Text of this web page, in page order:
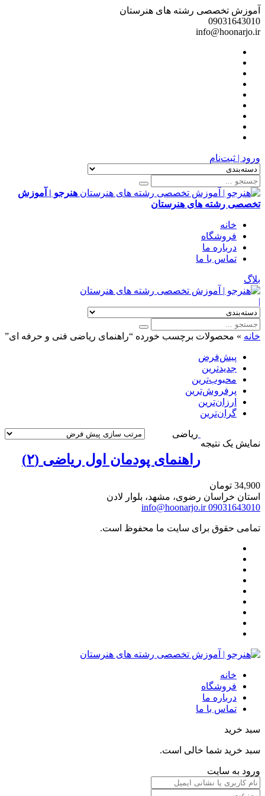
آموزش تخصصی رشته های هنرستان
09031643010
info@hoonarjo.ir
ورود | ثبت‌نام
هنرجو | آموزش
تخصصی رشته های هنرستان
خانه
فروشگاه
درباره ما
تماس با ما
بلاگ
|
خانه » محصولات برچسب خورده “راهنمای ریاضی فنی و حرفه ای”
پیش‌فرض
جدیدترین
محبوب‌ترین
پرفروش‌ترین
ارزان‌ترین
گران‌ترین
نمایش یک نتیجه
ریاضی
راهنمای پودمان اول ریاضی (۲)
34,900 تومان
استان خراسان رضوی، مشهد، بلوار لادن
09031643010
info@hoonarjo.ir
تمامی حقوق برای سایت ما محفوظ است.
خانه
فروشگاه
درباره ما
تماس با ما
سبد خرید
سبد خرید شما خالی است.
ورود به سایت